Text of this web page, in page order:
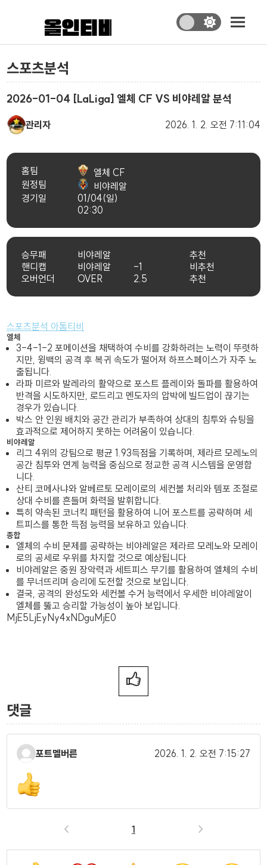
스포츠분석
2026-01-04 [LaLiga] 엘체 CF VS 비야레알 분석
관리자 2026. 1. 2. 오전 7:11:04
홈팀
엘체 CF
원정팀
비야레알
경기일
01/04(일)
02:30
승무패 비야레알
추천
핸디캡
비야레알 -1
비추천
오버언더
OVER 2.5 추천
스포츠분석 아톰티비
엘체
3-4-1-2 포메이션을 채택하여 수비를 강화하려는 노력이 뚜렷하
지만, 윙백의 공격 후 복귀 속도가 떨어져 하프스페이스가 자주 노
출됩니다.
라파 미르와 발레라의 활약으로 포스트 플레이와 돌파를 활용하여
반격을 시도하지만, 로드리고 멘도자의 압박에 빌드업이 끊기는
경우가 있습니다.
박스 안 인원 배치와 공간 관리가 부족하여 상대의 침투와 슈팅을
효과적으로 제어하지 못하는 어려움이 있습니다.
비야레알
리그 4위의 강팀으로 평균 1.93득점을 기록하며, 제라르 모레노의
공간 침투와 연계 능력을 중심으로 정교한 공격 시스템을 운영합
니다.
산티 코메사냐와 알베르토 모레이로의 세컨볼 처리와 템포 조절로
상대 수비를 흔들며 화력을 발휘합니다.
특히 약속된 코너킥 패턴을 활용하여 니어 포스트를 공략하며 세
트피스를 통한 득점 능력을 보유하고 있습니다.
종합
엘체의 수비 문제를 공략하는 비야레알은 제라르 모레노와 모레이
로의 공세로 우위를 차지할 것으로 예상됩니다.
비야레알은 중원 장악력과 세트피스 무기를 활용하여 엘체의 수비
를 무너뜨리며 승리에 도전할 것으로 보입니다.
결국, 공격의 완성도와 세컨볼 수거 능력에서 우세한 비야레알이
엘체를 뚫고 승리할 가능성이 높아 보입니다.
MjE5LjEyNy4xNDguMjE0
댓글
포트멜버른 2026. 1. 2. 오전 7:15:27
< 1 >